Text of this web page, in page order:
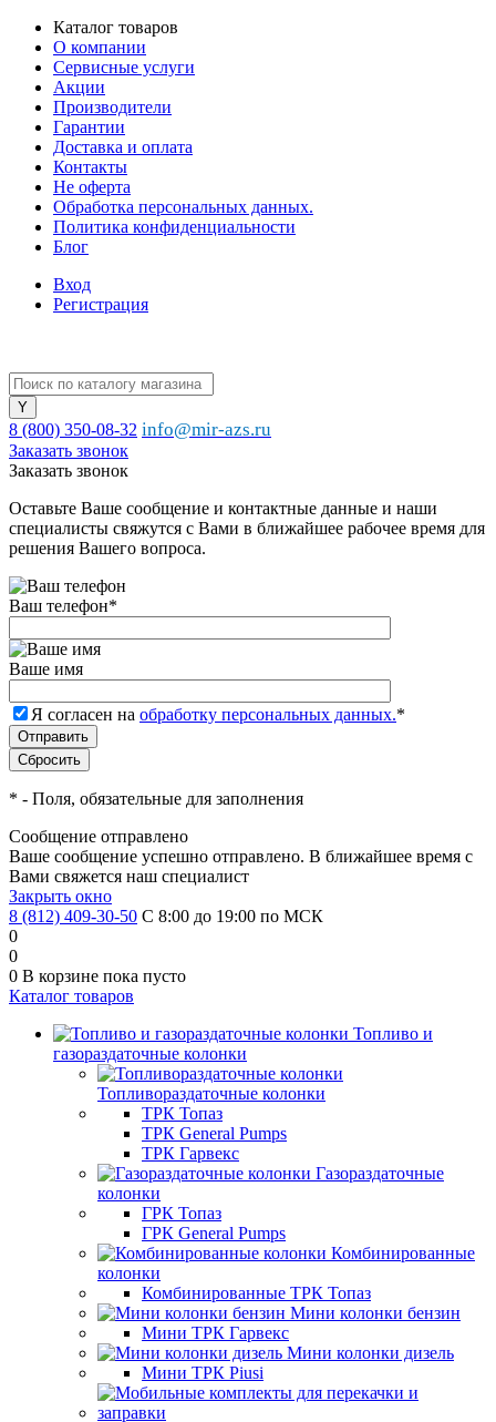
Каталог товаров
О компании
Сервисные услуги
Акции
Производители
Гарантии
Доставка и оплата
Контакты
Не оферта
Обработка персональных данных.
Политика конфиденциальности
Блог
Вход
Регистрация
8 (800) 350-08-32 info@mir-azs.ru
Заказать звонок
Заказать звонок
Оставьте Ваше сообщение и контактные данные и наши
специалисты свяжутся с Вами в ближайшее рабочее время для
решения Вашего вопроса.
Ваш телефон*
Ваше имя
Я согласен на обработку персональных данных.*
* - Поля, обязательные для заполнения
Сообщение отправлено
Ваше сообщение успешно отправлено. В ближайшее время с
Вами свяжется наш специалист
Закрыть окно
8 (812) 409-30-50 С 8:00 до 19:00 по МСК
0
0
0 В корзине пока пусто
Каталог товаров
Топливо и
газораздаточные колонки
Топливораздаточные колонки
ТРК Топаз
ТРК General Pumps
ТРК Гарвекс
Газораздаточные
колонки
ГРК Топаз
ГРК General Pumps
Комбинированные
колонки
Комбинированные ТРК Топаз
Мини колонки бензин
Мини ТРК Гарвекс
Мини колонки дизель
Мини ТРК Piusi